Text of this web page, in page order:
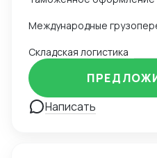
Складская логистика
Написать